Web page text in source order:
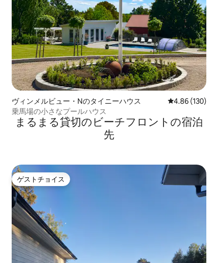
ヴィンメルビュー・Nのタイニーハウス レビュー130
4.86 (130)
乗馬場の小さなプールハウス
まるまる貸切のビーチフロントの宿泊
先
ゲストチョイス
ゲストチョイス